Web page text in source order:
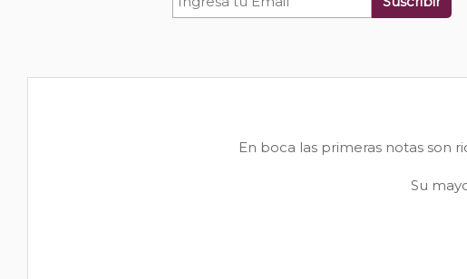
En boca las primeras notas son
Su